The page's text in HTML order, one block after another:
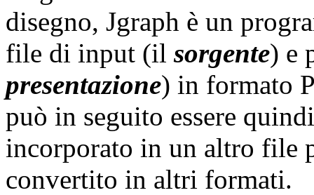
disegno, Jgraph è un
file di input (ilsorgente) e
presentazione) in formato
può in seguito essere
incorporato in un altro file
convertito in altri formati.